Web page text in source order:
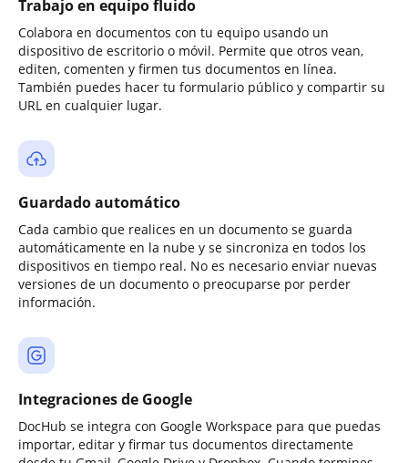
Trabajo en equipo fluido
Colabora en documentos con tu equipo usando un
dispositivo de escritorio o móvil. Permite que otros vean,
editen, comenten y firmen tus documentos en línea.
También puedes hacer tu formulario público y compartir su
URL en cualquier lugar.
Guardado automático
Cada cambio que realices en un documento se guarda
automáticamente en la nube y se sincroniza en todos los
dispositivos en tiempo real. No es necesario enviar nuevas
versiones de un documento o preocuparse por perder
información.
Integraciones de Google
DocHub se integra con Google Workspace para que puedas
importar, editar y firmar tus documentos directamente